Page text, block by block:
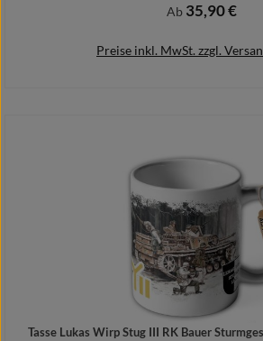
Regulärer Preis:
Ab 35,90 €
Preise inkl. MwSt. zzgl.
Tasse Lukas Wirp Stug III RK Bauer